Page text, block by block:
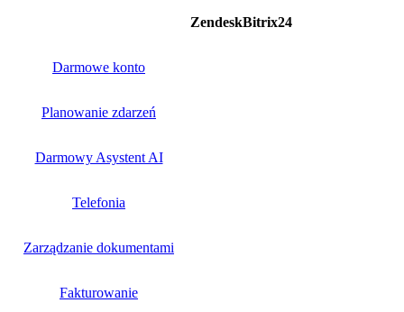
ZendeskBitrix24
Darmowe konto
Planowanie zdarzeń
Darmowy Asystent AI
Telefonia
Zarządzanie dokumentami
Fakturowanie